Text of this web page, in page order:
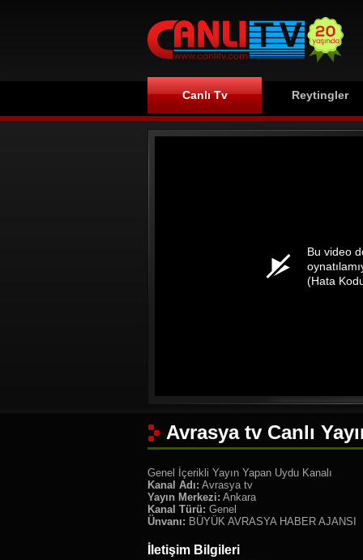
Canlı Tv Reytingler
Avrasya tv Canlı
Genel İçerikli Yayın Yapan Uydu Kanalı
Kanal Adı: Avrasya tv
Yayın Merkezi: Ankara
Kanal Türü: Genel
Ünvanı: BÜYÜK AVRASYA HABER AJANSI
İletişim Bilgileri